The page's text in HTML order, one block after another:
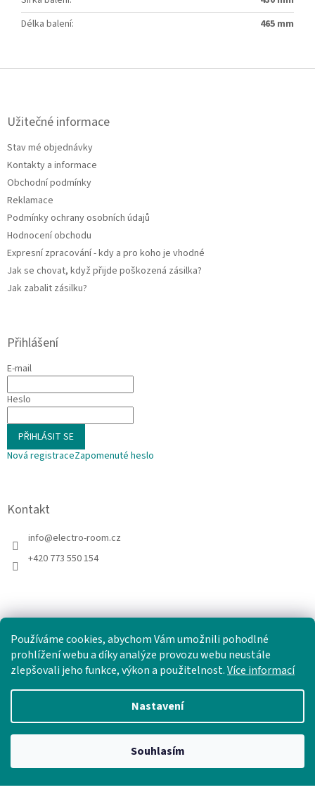
Používáme cookies, abychom Vám umožnili pohodlné
prohlížení webu a díky analýze provozu webu neustále
zlepšovali jeho funkce, výkon a použitelnost.Více informací
Nastavení
Souhlasím
Délka balení: 465 mm
Z
Užitečné informace
Stav mé objednávky
Kontakty a informace
Obchodní podmínky
Reklamace
Podmínky ochrany osobních údajů
Hodnocení obchodu
Expresní zpracování - kdy a pro koho je vhodné
Jak se chovat, když přijde poškozená zásilka?
Jak zabalit zásilku?
Přihlášení
E-mail
Heslo
PŘIHLÁSIT SE
Nová registraceZapomenuté heslo
Kontakt
info@electro-room.cz
+420 773 550 154
Vytvořil Shoptet